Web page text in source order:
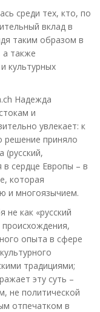
среди тех, кто, по
вклад в
таким образом в
а также
культурных
Надежда
и
увлекает: к
решение приняло
(русский,
в сердце Европы – в
которая
и многоязычием.
не как «русский
происхождения,
опыта в сфере
традициями;
эту суть –
не политической
отпечатком в